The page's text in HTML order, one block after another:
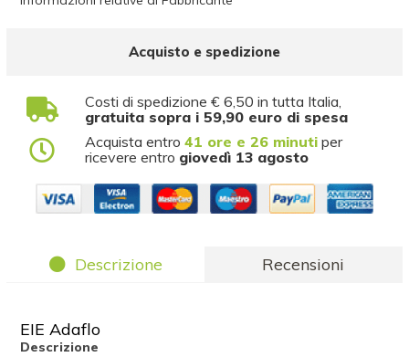
Acquisto e spedizione
Costi di spedizione € 6,50 in tutta Italia,
gratuita sopra i 59,90 euro di spesa
Acquista entro41 ore e 26 minuti per
ricevere entro giovedì 13 agosto
Descrizione Recensioni
EIE Adaflo
Descrizione